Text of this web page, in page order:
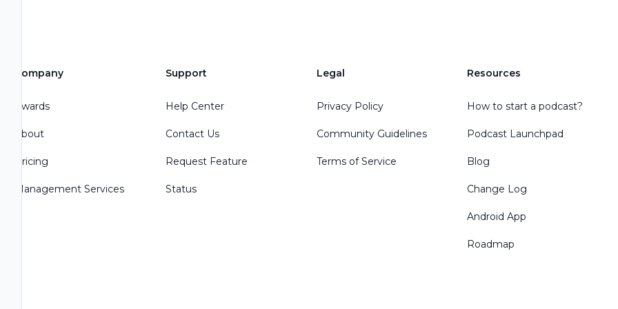
Company
Awards
About
Pricing
Management Services
Support
Help Center
Contact Us
Request Feature
Status
Legal
Privacy Policy
Community Guidelines
Terms of Service
Resources
How to start a podcast?
Podcast Launchpad
Blog
Change Log
Android App
Roadmap